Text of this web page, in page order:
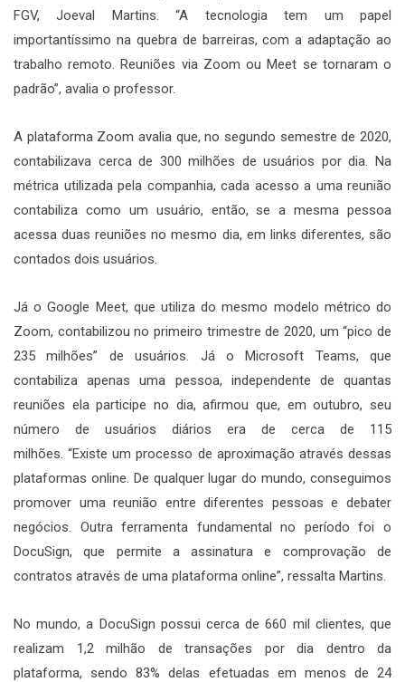
FGV, Joeval Martins. “A tecnologia tem um papel
importantíssimo na quebra de barreiras, com a adaptação ao
trabalho remoto. Reuniões via Zoom ou Meet se tornaram o
padrão”, avalia o professor.
A plataforma Zoom avalia que, no segundo semestre de 2020,
contabilizava cerca de 300 milhões de usuários por dia. Na
métrica utilizada pela companhia, cada acesso a uma reunião
contabiliza como um usuário, então, se a mesma pessoa
acessa duas reuniões no mesmo dia, em links diferentes, são
contados dois usuários.
Já o Google Meet, que utiliza do mesmo modelo métrico do
Zoom, contabilizou no primeiro trimestre de 2020, um “pico de
235 milhões” de usuários. Já o Microsoft Teams, que
contabiliza apenas uma pessoa, independente de quantas
reuniões ela participe no dia, afirmou que, em outubro, seu
número de usuários diários era de cerca de 115
milhões. “Existe um processo de aproximação através dessas
plataformas online. De qualquer lugar do mundo, conseguimos
promover uma reunião entre diferentes pessoas e debater
negócios. Outra ferramenta fundamental no período foi o
DocuSign, que permite a assinatura e comprovação de
contratos através de uma plataforma online”, ressalta Martins.
No mundo, a DocuSign possui cerca de 660 mil clientes, que
realizam 1,2 milhão de transações por dia dentro da
plataforma, sendo 83% delas efetuadas em menos de 24